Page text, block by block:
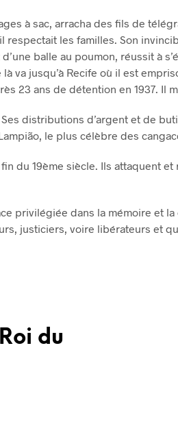
à sac, arracha des fils de
les familles. Son
balle au poumon, réussit à
va jusqu’à Recife où il est
23 ans de détention en 1937. Il
distributions d’argent et de
le plus célèbre des
du 19ème siècle. Ils
privilégiée dans la mémoire et
justiciers, voire libérateurs et
du